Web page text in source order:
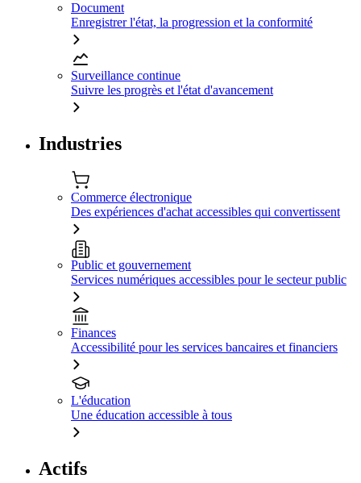
Document
Enregistrer l'état, la progression et la conformité
Surveillance continue
Suivre les progrès et l'état d'avancement
Industries
Commerce électronique
Des expériences d'achat accessibles qui convertissent
Public et gouvernement
Services numériques accessibles pour le secteur public
Finances
Accessibilité pour les services bancaires et financiers
L'éducation
Une éducation accessible à tous
Actifs